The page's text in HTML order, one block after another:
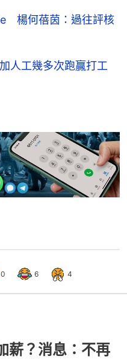
楊何蓓茵：過往評核
人工幾多次跑贏打工
0 6 4
薪？消息：不再